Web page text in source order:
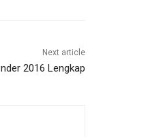
Next article
2016 Lengkap